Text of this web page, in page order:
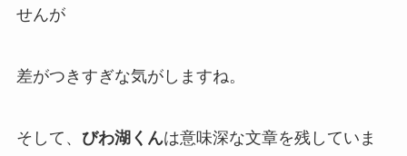
せんが
差がつきすぎな気がしますね。
そして、 びわ湖くんは意味深な文章を残していま